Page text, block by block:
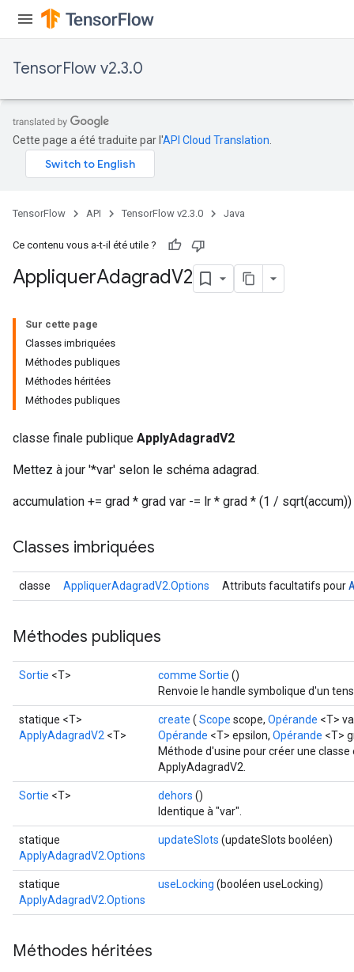
TensorFlow v2.3.0
Cette page a été traduite par l'API Cloud Translation
TensorFlow API TensorFlow v2.3.0 Java
Ce contenu vous a-t-il été utile ?
AppliquerAdagradV2
Sur cette page
Classes imbriquées
Méthodes publiques
Méthodes héritées
Méthodes publiques
classe finale publique ApplyAdagradV2
Mettez à jour '*var' selon le schéma adagrad.
accumulation += grad * grad var -= lr * grad * (1 / sqrt(accum))
Classes imbriquées
classe AppliquerAdagradV2.Options Attributs facultatifs pour
Méthodes publiques
Sortie <T> comme Sortie ()
Renvoie le handle symbolique d'un
statique <T>
ApplyAdagradV2 <T>
create ( Scope scope, Opérande <T>
Opérande <T> epsilon, Opérande <T>
Méthode d'usine pour créer une
ApplyAdagradV2.
Sortie <T> dehors ()
Identique à "var".
statique
ApplyAdagradV2.Options
updateSlots (updateSlots booléen)
statique
ApplyAdagradV2.Options
useLocking (booléen useLocking)
Méthodes héritées